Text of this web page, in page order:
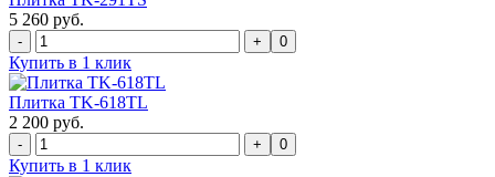
5 260 руб.
0
Купить в 1 клик
Плитка TK-618TL
2 200 руб.
0
Купить в 1 клик